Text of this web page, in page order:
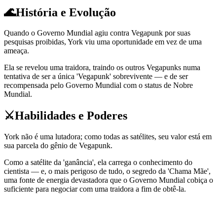
🌊História e Evolução
Quando o Governo Mundial agiu contra Vegapunk por suas
pesquisas proibidas, York viu uma oportunidade em vez de uma
ameaça.
Ela se revelou uma traidora, traindo os outros Vegapunks numa
tentativa de ser a única 'Vegapunk' sobrevivente — e de ser
recompensada pelo Governo Mundial com o status de Nobre
Mundial.
⚔️Habilidades e Poderes
York não é uma lutadora; como todas as satélites, seu valor está em
sua parcela do gênio de Vegapunk.
Como a satélite da 'ganância', ela carrega o conhecimento do
cientista — e, o mais perigoso de tudo, o segredo da 'Chama Mãe',
uma fonte de energia devastadora que o Governo Mundial cobiça o
suficiente para negociar com uma traidora a fim de obtê-la.